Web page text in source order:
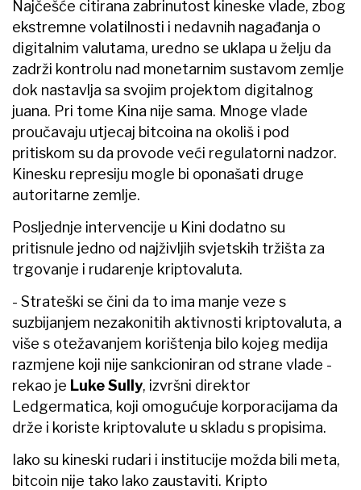
Najčešće citirana zabrinutost kineske vlade, zbog
ekstremne volatilnosti i nedavnih nagađanja o
digitalnim valutama, uredno se uklapa u želju da
zadrži kontrolu nad monetarnim sustavom zemlje
dok nastavlja sa svojim projektom digitalnog
juana. Pri tome Kina nije sama. Mnoge vlade
proučavaju utjecaj bitcoina na okoliš i pod
pritiskom su da provode veći regulatorni nadzor.
Kinesku represiju mogle bi oponašati druge
autoritarne zemlje.
Posljednje intervencije u Kini dodatno su
pritisnule jedno od najživljih svjetskih tržišta za
trgovanje i rudarenje kriptovaluta.
- Strateški se čini da to ima manje veze s
suzbijanjem nezakonitih aktivnosti kriptovaluta, a
više s otežavanjem korištenja bilo kojeg medija
razmjene koji nije sankcioniran od strane vlade -
rekao je Luke Sully, izvršni direktor
Ledgermatica, koji omogućuje korporacijama da
drže i koriste kriptovalute u skladu s propisima.
Iako su kineski rudari i institucije možda bili meta,
bitcoin nije tako lako zaustaviti. Kripto